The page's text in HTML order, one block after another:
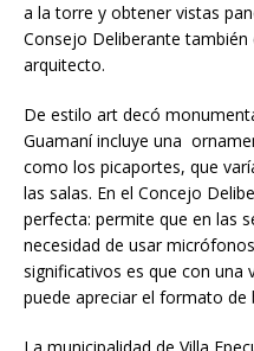
a la torre y obtener vistas
Consejo Deliberante
arquitecto.
De estilo art decó
Guamaní incluye una
como los picaportes, que
las salas. En el Concejo
perfecta: permite que en las
necesidad de usar
significativos es que con una
puede apreciar el formato de